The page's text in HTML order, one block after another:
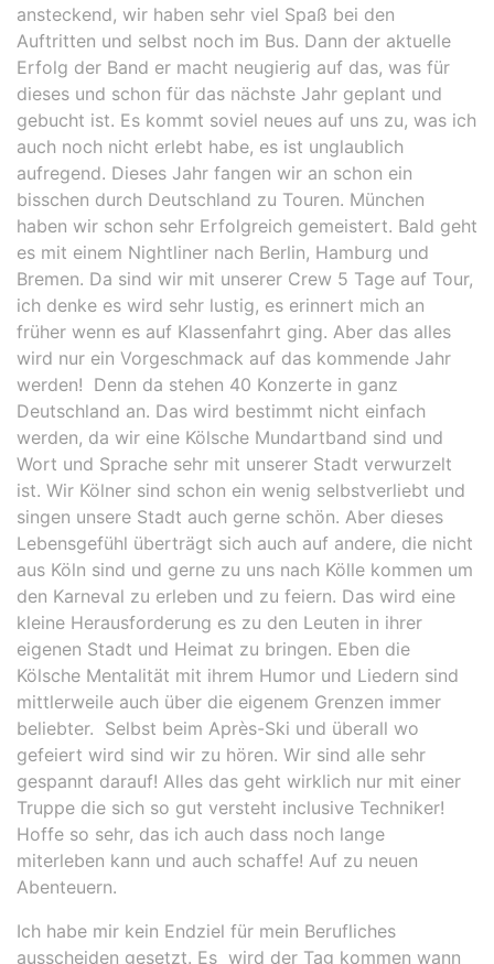
ansteckend, wir haben sehr viel Spaß bei den
Auftritten und selbst noch im Bus. Dann der aktuelle
Erfolg der Band er macht neugierig auf das, was für
dieses und schon für das nächste Jahr geplant und
gebucht ist. Es kommt soviel neues auf uns zu, was ich
auch noch nicht erlebt habe, es ist unglaublich
aufregend. Dieses Jahr fangen wir an schon ein
bisschen durch Deutschland zu Touren. München
haben wir schon sehr Erfolgreich gemeistert. Bald geht
es mit einem Nightliner nach Berlin, Hamburg und
Bremen. Da sind wir mit unserer Crew 5 Tage auf Tour,
ich denke es wird sehr lustig, es erinnert mich an
früher wenn es auf Klassenfahrt ging. Aber das alles
wird nur ein Vorgeschmack auf das kommende Jahr
werden! Denn da stehen 40 Konzerte in ganz
Deutschland an. Das wird bestimmt nicht einfach
werden, da wir eine Kölsche Mundartband sind und
Wort und Sprache sehr mit unserer Stadt verwurzelt
ist. Wir Kölner sind schon ein wenig selbstverliebt und
singen unsere Stadt auch gerne schön. Aber dieses
Lebensgefühl überträgt sich auch auf andere, die nicht
aus Köln sind und gerne zu uns nach Kölle kommen um
den Karneval zu erleben und zu feiern. Das wird eine
kleine Herausforderung es zu den Leuten in ihrer
eigenen Stadt und Heimat zu bringen. Eben die
Kölsche Mentalität mit ihrem Humor und Liedern sind
mittlerweile auch über die eigenem Grenzen immer
beliebter. Selbst beim Après-Ski und überall wo
gefeiert wird sind wir zu hören. Wir sind alle sehr
gespannt darauf! Alles das geht wirklich nur mit einer
Truppe die sich so gut versteht inclusive Techniker!
Hoffe so sehr, das ich auch dass noch lange
miterleben kann und auch schaffe! Auf zu neuen
Abenteuern.
Ich habe mir kein Endziel für mein Berufliches
ausscheiden gesetzt. Es wird der Tag kommen wann